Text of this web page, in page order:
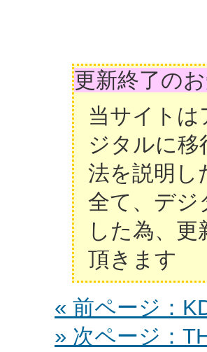
更新終了の
当サイト
ジタルに移
法を説明し
全て、デジ
した為、
頂きます
« 前ページ：
» 次ページ：